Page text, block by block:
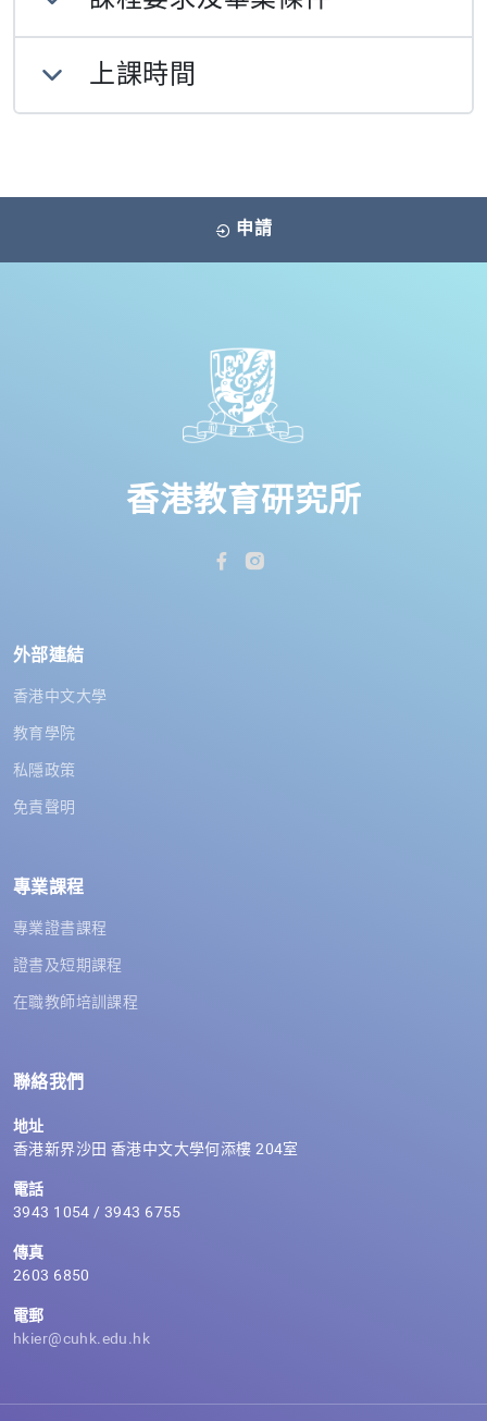
上課時間
申請
香港教育研究所
外部連結
香港中文大學
教育學院
私隱政策
免責聲明
專業課程
專業證書課程
證書及短期課程
在職教師培訓課程
聯絡我們
地址
香港新界沙田 香港中文大學何添樓 204室
電話
3943 1054 / 3943 6755
傳真
2603 6850
電郵
hkier@cuhk.edu.hk